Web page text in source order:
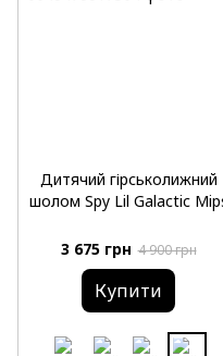
Дитячий гірськолижний
шолом Spy Lil Galactic
3 675 грн 4 900 грн
Купити